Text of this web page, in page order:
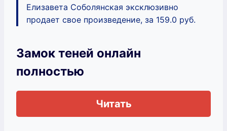
Елизавета Соболянская эксклюзивно
продает свое произведение, за 159.0 руб.
Замок теней онлайн
полностью
Читать